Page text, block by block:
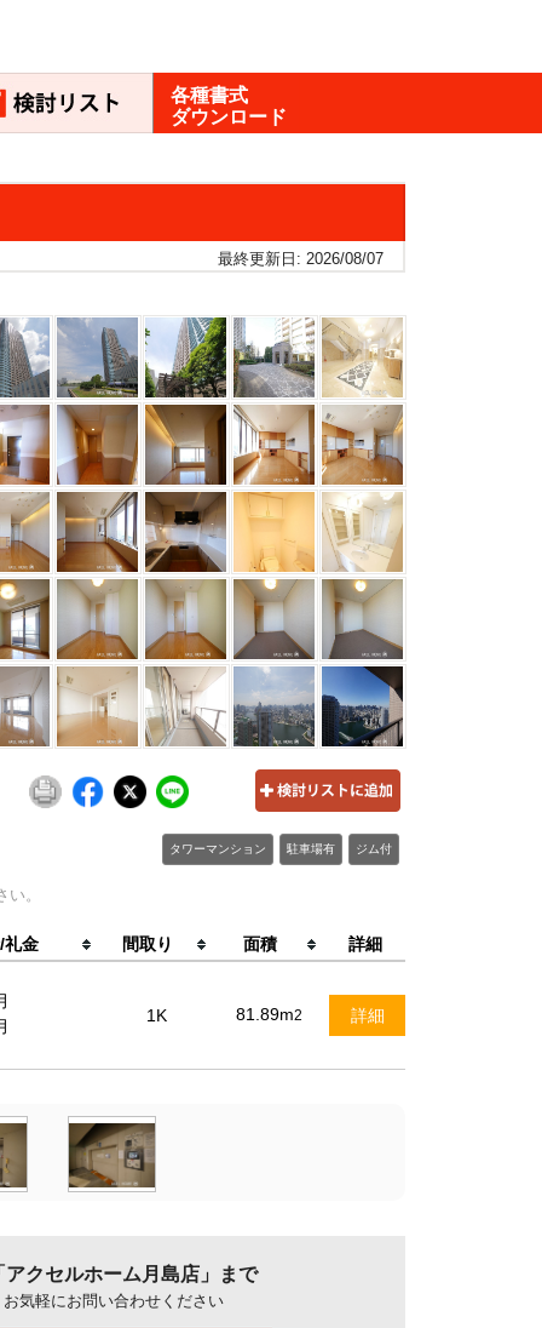
各種書式
ダウンロード
最終更新日: 2026/08/07
タワーマンション 駐車場有 ジム付
。
礼金 間取り 面積 詳細
1K 81.89m2 詳細
クセルホーム月島店」まで
気軽にお問い合わせください